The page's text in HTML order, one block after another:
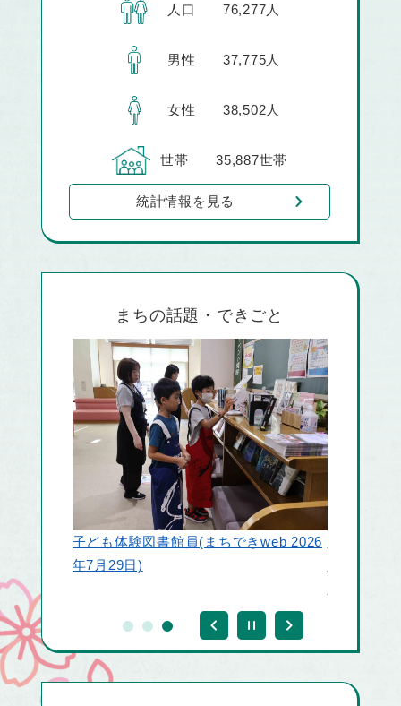
人口 76,277人
男性 37,775人
女性 38,502人
世帯 35,887世帯
統計情報を見る
まちの話題・できごと
山梨クィーンビーズ 甲斐市応援アンバ
サダー委嘱式(まちできweb 2026年8月1